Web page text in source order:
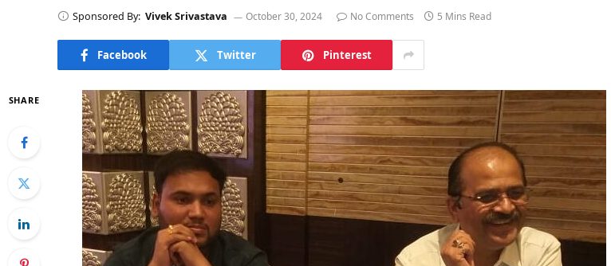
Sponsored By: Vivek Srivastava October 30, 2024 No Comments 5 Mins Read
Facebook Twitter Pinterest
SHARE